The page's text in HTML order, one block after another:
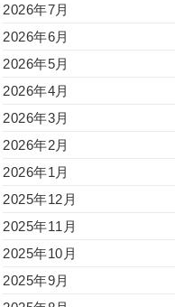
2026年7月
2026年6月
2026年5月
2026年4月
2026年3月
2026年2月
2026年1月
2025年12月
2025年11月
2025年10月
2025年9月